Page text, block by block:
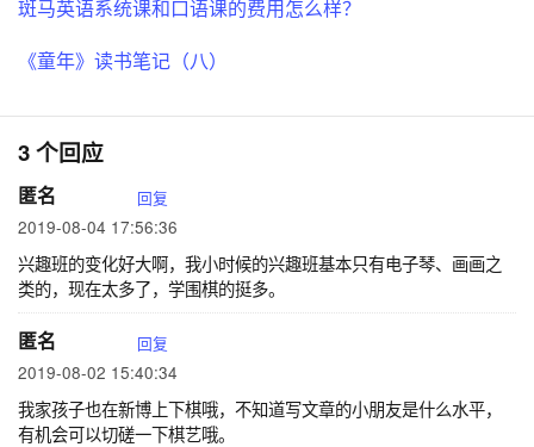
斑马英语系统课和口语课的费用怎么样？
《童年》读书笔记（八）
3 个回应
匿名 回复
2019-08-04 17:56:36
兴趣班的变化好大啊，我小时候的兴趣班基本只有电子琴、画画之
类的，现在太多了，学围棋的挺多。
匿名 回复
2019-08-02 15:40:34
我家孩子也在新博上下棋哦，不知道写文章的小朋友是什么水平，
有机会可以切磋一下棋艺哦。